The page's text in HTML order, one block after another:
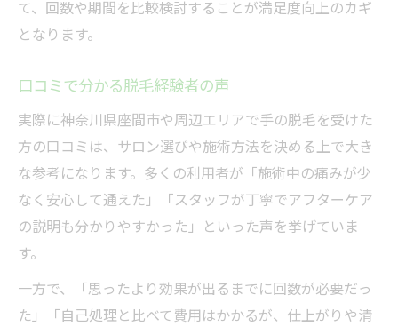
て、回数や期間を比較検討することが満足度向上のカギ
となります。
口コミで分かる脱毛経験者の声
実際に神奈川県座間市や周辺エリアで手の脱毛を受けた
方の口コミは、サロン選びや施術方法を決める上で大き
な参考になります。多くの利用者が「施術中の痛みが少
なく安心して通えた」「スタッフが丁寧でアフターケア
の説明も分かりやすかった」といった声を挙げていま
す。
一方で、「思ったより効果が出るまでに回数が必要だっ
た」「自己処理と比べて費用はかかるが、仕上がりや清